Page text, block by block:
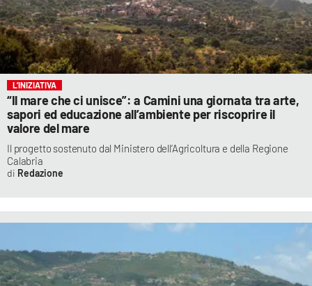
L’INIZIATIVA
“Il mare che ci unisce”: a Camini una giornata tra arte,
sapori ed educazione all’ambiente per riscoprire il
valore del mare
Il progetto sostenuto dal Ministero dell’Agricoltura e della Regione
Calabria
Redazione